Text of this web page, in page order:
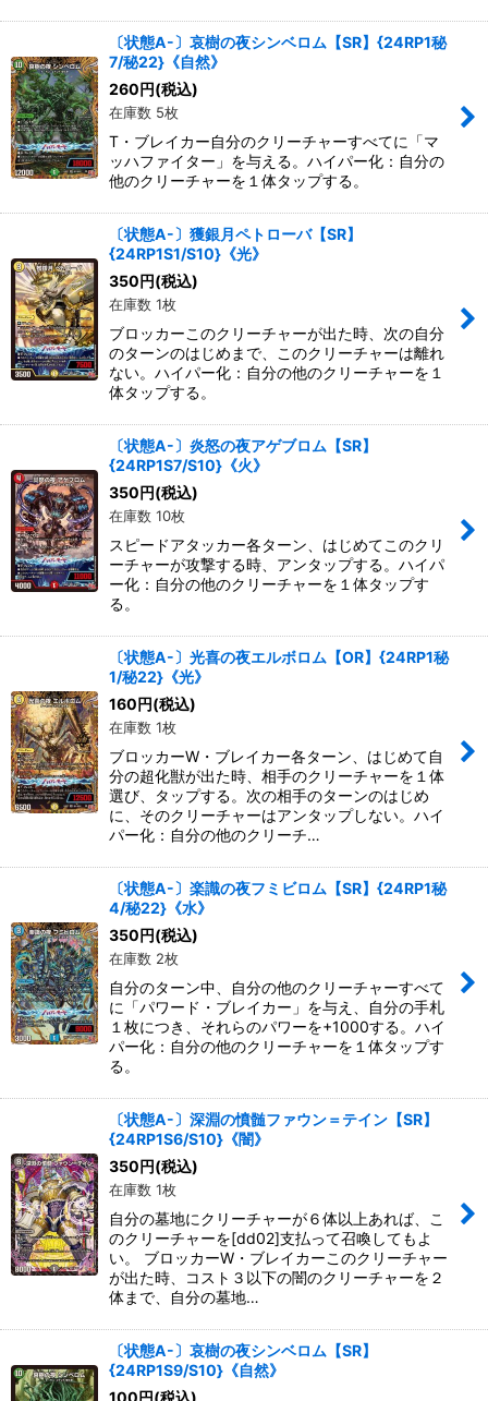
〔状態A-〕哀樹の夜シンベロム【SR】{24RP1秘
7/秘22}《自然》
260 円(税込)
在庫数 5枚
T・ブレイカー自分のクリーチャーすべてに「マ
ッハファイター」を与える。ハイパー化：自分の
他のクリーチャーを１体タップする。
〔状態A-〕獲銀月ペトローバ【SR】
{24RP1S1/S10}《光》
350 円(税込)
在庫数 1枚
ブロッカーこのクリーチャーが出た時、次の自分
のターンのはじめまで、このクリーチャーは離れ
ない。ハイパー化：自分の他のクリーチャーを１
体タップする。
〔状態A-〕炎怒の夜アゲブロム【SR】
{24RP1S7/S10}《火》
350 円(税込)
在庫数 10枚
スピードアタッカー各ターン、はじめてこのクリ
ーチャーが攻撃する時、アンタップする。ハイパ
ー化：自分の他のクリーチャーを１体タップす
る。
〔状態A-〕光喜の夜エルボロム【OR】{24RP1秘
1/秘22}《光》
160 円(税込)
在庫数 1枚
ブロッカーW・ブレイカー各ターン、はじめて自
分の超化獣が出た時、相手のクリーチャーを１体
選び、タップする。次の相手のターンのはじめ
に、そのクリーチャーはアンタップしない。ハイ
パー化：自分の他のクリーチ…
〔状態A-〕楽識の夜フミビロム【SR】{24RP1秘
4/秘22}《水》
350 円(税込)
在庫数 2枚
自分のターン中、自分の他のクリーチャーすべて
に「パワード・ブレイカー」を与え、自分の手札
１枚につき、それらのパワーを+1000する。ハイ
パー化：自分の他のクリーチャーを１体タップす
る。
〔状態A-〕深淵の憤髄ファウン＝テイン【SR】
{24RP1S6/S10}《闇》
350 円(税込)
在庫数 1枚
自分の墓地にクリーチャーが６体以上あれば、こ
のクリーチャーを[dd02]支払って召喚してもよ
い。 ブロッカーW・ブレイカーこのクリーチャー
が出た時、コスト３以下の闇のクリーチャーを２
体まで、自分の墓地…
〔状態A-〕哀樹の夜シンベロム【SR】
{24RP1S9/S10}《自然》